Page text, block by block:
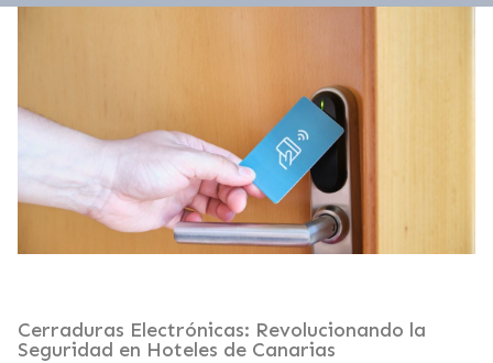
Cerraduras Electrónicas: Revolucionando la
Seguridad en Hoteles de Canarias